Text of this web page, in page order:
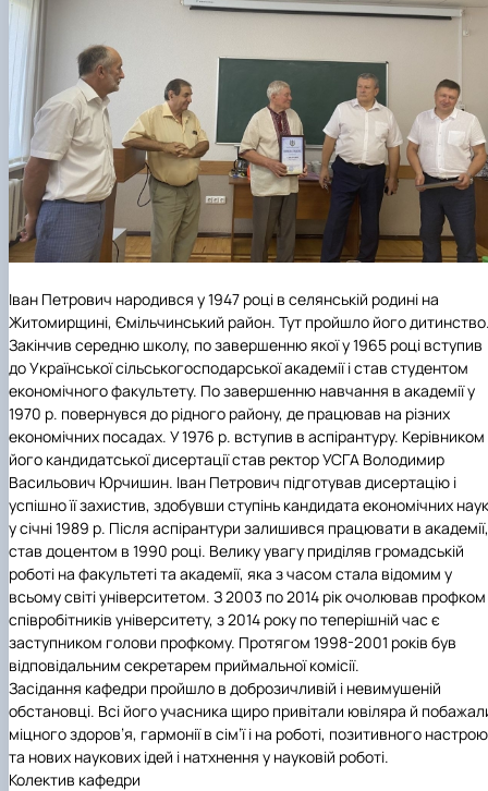
Іван Петрович народився у 1947 році в селянській родині на
Житомирщині, Ємільчинський район. Тут пройшло його
Закінчив середню школу, по завершенню якої у 1965 році вступив
до Української сільськогосподарської академії і став студентом
економічного факультету. По завершенню навчання в академії у
1970 р. повернувся до рідного району, де працював на різних
економічних посадах. У 1976 р. вступив в аспірантуру. Керівником
його кандидатської дисертації став ректор УСГА Володимир
Васильович Юрчишин. Іван Петрович підготував дисертацію і
успішно її захистив, здобувши ступінь кандидата економічних
у січні 1989 р. Після аспірантури залишився працювати в академії,
став доцентом в 1990 році. Велику увагу приділяв громадській
роботі на факультеті та академії, яка з часом стала відомим у
всьому світі університетом. З 2003 по 2014 рік очолював профком
співробітників університету, з 2014 року по теперішній час є
заступником голови профкому. Протягом 1998-2001 років був
відповідальним секретарем приймальної комісії.
Засідання кафедри пройшло в доброзичливій і невимушеній
обстановці. Всі його учасника щиро привітали ювіляра й
міцного здоров’я, гармонії в сім’ї і на роботі, позитивного настрою
та нових наукових ідей і натхнення у науковій роботі.
Колектив кафедри